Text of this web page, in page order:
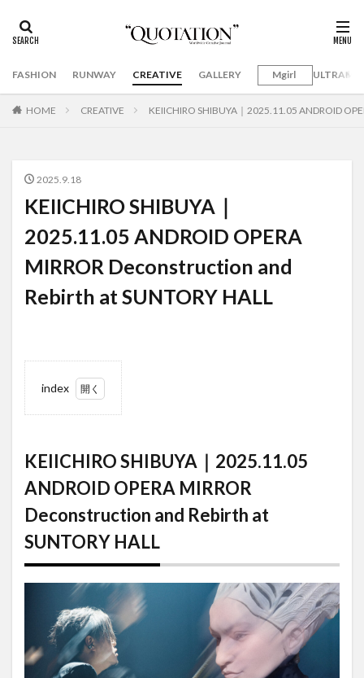
FASHION RUNWAY CREATIVE GALLERY Mgirl
HOME CREATIVE KEIICHIRO SHIBUYA｜2025.11.05 ANDROID
2025.9.18
KEIICHIRO SHIBUYA｜
2025.11.05 ANDROID OPERA
MIRROR Deconstruction and
Rebirth at SUNTORY HALL
index
1
KEIICHIRO
ANDROID
MIRROR
Deconstruction
and Rebirth at
SUNTORY
HALL
KEIICHIRO SHIBUYA｜2025.11.05
ANDROID OPERA MIRROR
Deconstruction and Rebirth at
SUNTORY HALL